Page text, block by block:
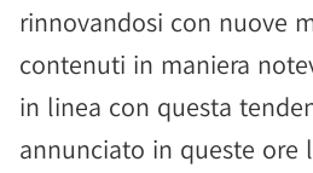
rinnovandosi con nuove
contenuti in maniera
in linea con questa
annunciato in queste ore